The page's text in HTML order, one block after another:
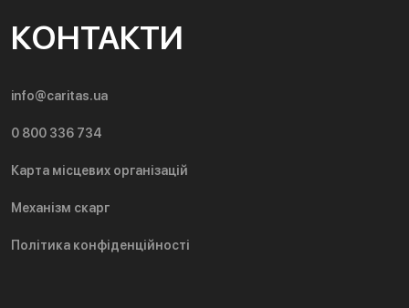
КОНТАКТИ
info@caritas.ua
0 800 336 734
Карта місцевих організацій
Механізм скарг
Політика конфіденційності